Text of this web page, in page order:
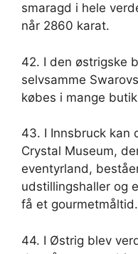
smaragd i hele
når 2860 karat.
42. I den østrigske
selvsamme
købes i mange
43. I Innsbruck kan
Crystal Museum,
eventyrland,
udstillingshaller og
få et gourmetmåltid.
44. I Østrig blev